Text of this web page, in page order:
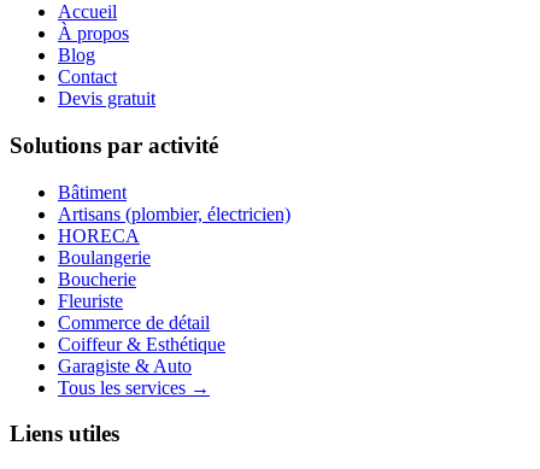
Accueil
À propos
Blog
Contact
Devis gratuit
Solutions par activité
Bâtiment
Artisans (plombier, électricien)
HORECA
Boulangerie
Boucherie
Fleuriste
Commerce de détail
Coiffeur & Esthétique
Garagiste & Auto
Tous les services →
Liens utiles